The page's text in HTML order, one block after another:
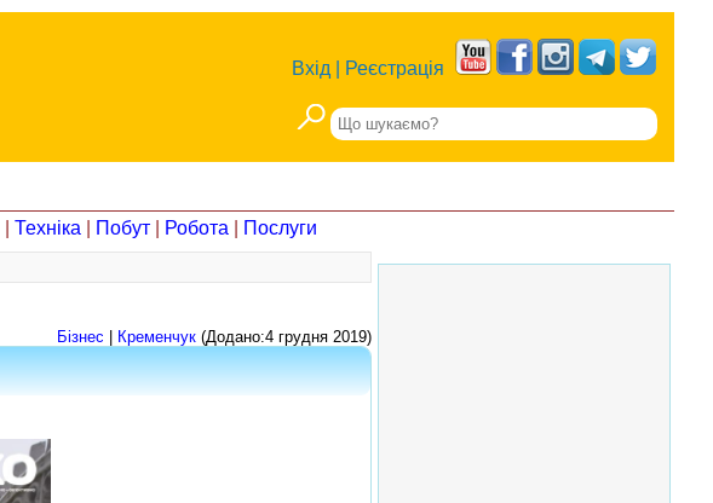
Вхід Реєстрація
Техніка Побут Робота
Послуги
Бізнес Кременчук (Додано:4 грудня 2019)